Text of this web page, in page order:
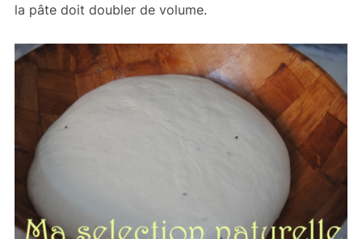
la pâte doit doubler de volume.